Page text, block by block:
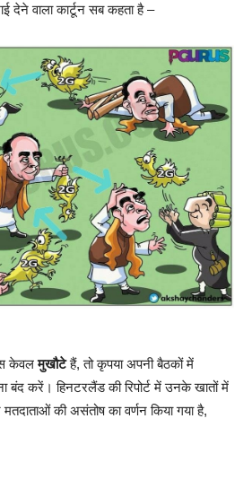
देने वाला कार्टून सब कहता है –
केवलमुखौटेहैं, तो कृपया अपनी बैठकों में
बंद करें। हिनटरलैंड की रिपोर्ट में उनके खातों में
की असंतोष का वर्णन किया गया है,